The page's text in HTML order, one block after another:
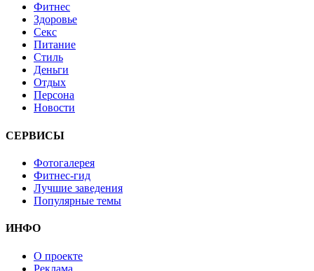
Фитнес
Здоровье
Секс
Питание
Стиль
Деньги
Отдых
Персона
Новости
СЕРВИСЫ
Фотогалерея
Фитнес-гид
Лучшие заведения
Популярные темы
ИНФО
О проекте
Реклама